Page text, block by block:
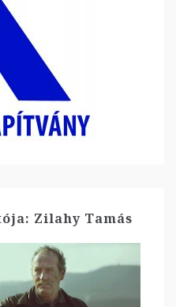
Zilahy Tamás